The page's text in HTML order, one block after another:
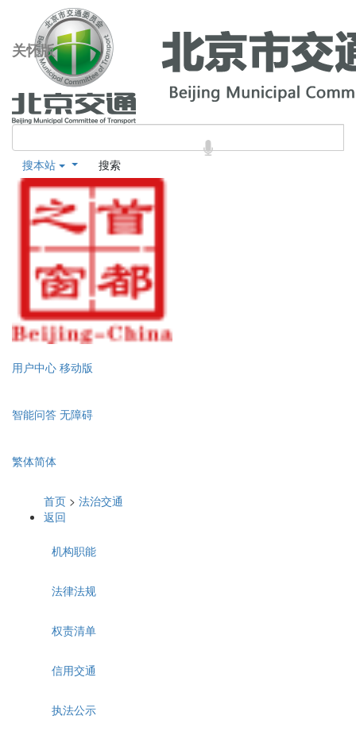
关怀版
搜本站 搜索
用户中心 移动版
智能问答 无障碍
繁体简体
首页 > 法治交通
返回
机构职能
法律法规
权责清单
信用交通
执法公示